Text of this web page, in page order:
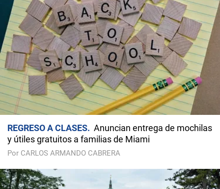
REGRESO A CLASES
Anuncian entrega de mochilas
y útiles gratuitos a familias de Miami
Por CARLOS ARMANDO CABRERA